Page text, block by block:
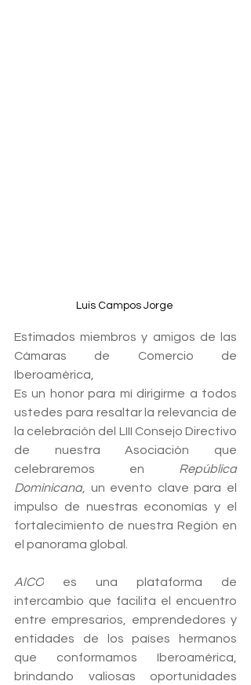
Luis Campos Jorge
Estimados miembros y amigos de las
Cámaras de Comercio de
Iberoamérica,
Es un honor para mí dirigirme a todos
ustedes para resaltar la relevancia de
la celebración del LIII Consejo Directivo
de nuestra Asociación que
celebraremos en República
Dominicana , un evento clave para el
impulso de nuestras economías y el
fortalecimiento de nuestra Región en
el panorama global.
AICO es una plataforma de
intercambio que facilita el encuentro
entre empresarios, emprendedores y
entidades de los países hermanos
que conformamos Iberoamérica,
brindando valiosas oportunidades